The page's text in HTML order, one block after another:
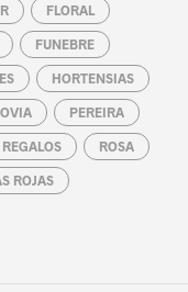
FLORAL
FUNEBRE
HORTENSIAS
PEREIRA
REGALOS ROSA
ROJAS